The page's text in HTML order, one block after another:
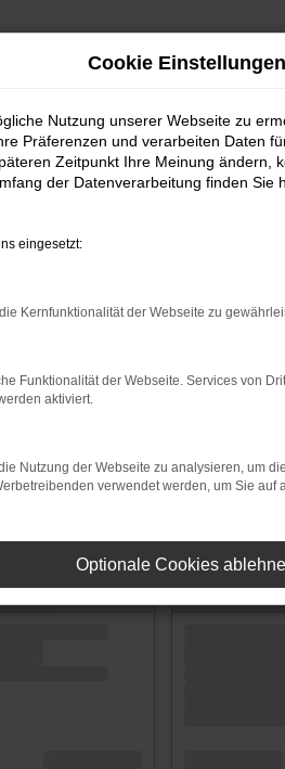
Fahrzeug-
Cookie Einstellungen
Nutzung unserer Webseite zu
Präferenzen und verarbeiten Daten
Zeitpunkt Ihre Meinung ändern,
der Datenverarbeitung finden Sie
eingesetzt:
Kernfunktionalität der Webseite zu
Funktionalität der Webseite. Services von
aktiviert.
Nutzung der Webseite zu analysieren, um
verwendet werden, um Sie
Optionale Cookies